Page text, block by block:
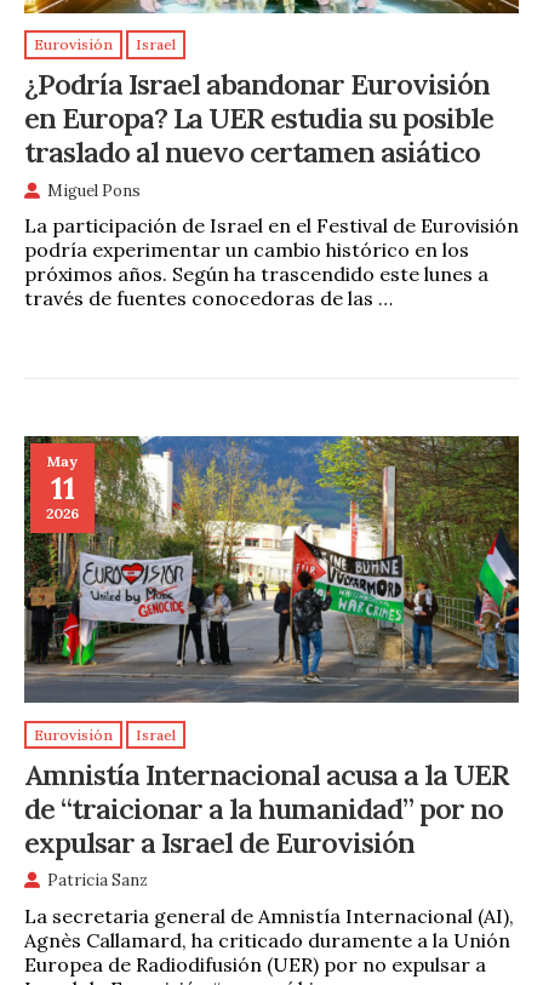
Eurovisión Israel
¿Podría Israel abandonar Eurovisión
en Europa? La UER estudia su posible
traslado al nuevo certamen asiático
Miguel Pons
La participación de Israel en el Festival de Eurovisión
podría experimentar un cambio histórico en los
próximos años. Según ha trascendido este lunes a
través de fuentes conocedoras de las …
May
11
2026
Eurovisión Israel
Amnistía Internacional acusa a la UER
de “traicionar a la humanidad” por no
expulsar a Israel de Eurovisión
Patricia Sanz
La secretaria general de Amnistía Internacional (AI),
Agnès Callamard, ha criticado duramente a la Unión
Europea de Radiodifusión (UER) por no expulsar a